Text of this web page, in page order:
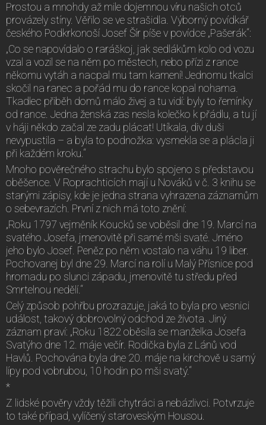
Prostou a mnohdy až mile dojemnou víru našich otců
provázely stíny. Věřilo se ve strašidla. Výborný povídkář
českého Podkrkonoší Josef Šír píše v povídce „Pašerák“:
„Co se napovídalo o raráškoj, jak sedlákům kolo od vozu
vzal a vozil se na něm po městech, nebo přízi z rance
někomu vytáh a nacpal mu tam kamení! Jednomu tkalci
skočil na ranec a pořád mu do rance kopal nohama.
Tkadlec přiběh domů málo živej a tu vidí: byly to řemínky
od rance. Jedna ženská zas nesla kolečko k přádlu, a tu jí
v háji někdo začal ze zadu plácat! Utíkala, div duši
nevypustila – a byla to podnožka: vysmekla se a plácla ji
při každém kroku.“
Mnoho pověrečného strachu bylo spojeno s představou
oběšence. V Roprachticích mají u Nováků v č. 3 knihu se
starými zápisy, kde je jedna strana vyhrazena záznamům
o sebevrazích. První z nich má toto znění:
„Roku 1797 vejměník Koucků se voběsil dne 19. Marcí na
svatého Josefa, jmenovitě při samé mši svaté. Jméno
jeho bylo Josef. Peněz po něm vostalo na váhu 19 liber.
Pochovanej byl dne 29. Marcí na rolí u Malý Přísnice pod
hromadu po slunci západu, jmenovitě tu středu před
Smrtelnou nedělí.“
Celý způsob pohřbu prozrazuje, jaká to byla pro vesnici
událost, takový dobrovolný odchod ze života. Jiný
záznam praví: „Roku 1822 oběsila se manželka Josefa
Svatýho dne 12. máje večír. Rodička byla z Lánů vod
Havlů. Pochována byla dne 20. máje na kirchově u samý
lípy pod vobrubou, 10 hodin po mši svatý.“
*
Z lidské pověry vždy těžili chytráci a nebázlivci. Potvrzuje
to také případ, vylíčený staroveským Housou.